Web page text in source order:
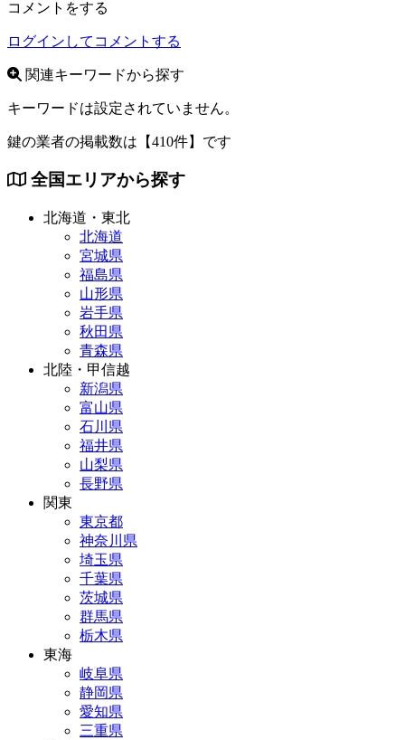
コメントをする
ログインしてコメントする
関連キーワードから探す
キーワードは設定されていません。
鍵の業者の掲載数は 【410件】 です
全国エリアから探す
北海道・東北
北海道
宮城県
福島県
山形県
岩手県
秋田県
青森県
北陸・甲信越
新潟県
富山県
石川県
福井県
山梨県
長野県
関東
東京都
神奈川県
埼玉県
千葉県
茨城県
群馬県
栃木県
東海
岐阜県
静岡県
愛知県
三重県